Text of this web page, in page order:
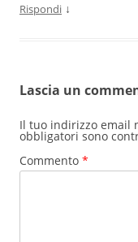
Rispondi ↓
Lascia un
Il tuo indirizzo email
obbligatori sono
Commento *